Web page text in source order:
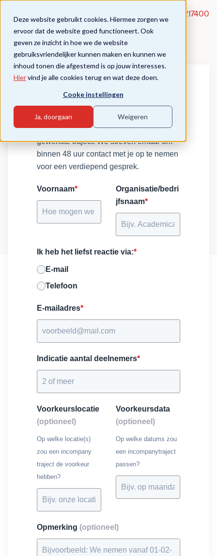
Deze website gebruikt cookies. Hiermee zorgen we
ervoor dat de website goed functioneert. Ook
geven ze inzicht in hoe we de website
gebruiksvriendelijker kunnen maken en kunnen we
inhoud tonen die afgestemd is op jouw interesses.
Hiervind je alle cookies terug en wat deze doen.
Cooke instellingen
Ja, doorgaan Weigeren
020-5217400
De school als Professionele Leergemeenschap
Incompany aanvraag
traject op maat voor jouw organisatie.
Geef een korte beschrijving van het
gewenste traject. We streven ernaar om
binnen 48 uur contact met je op te nemen
voor een verdiepend gesprek.
Voornaam*
Organisatie/bedri
jfsnaam*
Ik heb het liefst reactie via:*
E-mail
Telefoon
E-mailadres*
Indicatie aantal deelnemers*
Voorkeurslocatie
(optioneel)
Op welke locatie(s)
zou een incompany
traject de voorkeur
hebben?
Voorkeursdata
(optioneel)
Op welke datums zou
een incompanytraject
passen?
Opmerking (optioneel)